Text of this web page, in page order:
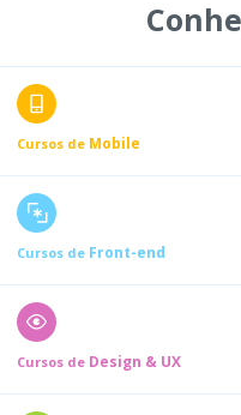
Cursos de Mobile
Cursos de Front-end
Cursos de Design & UX